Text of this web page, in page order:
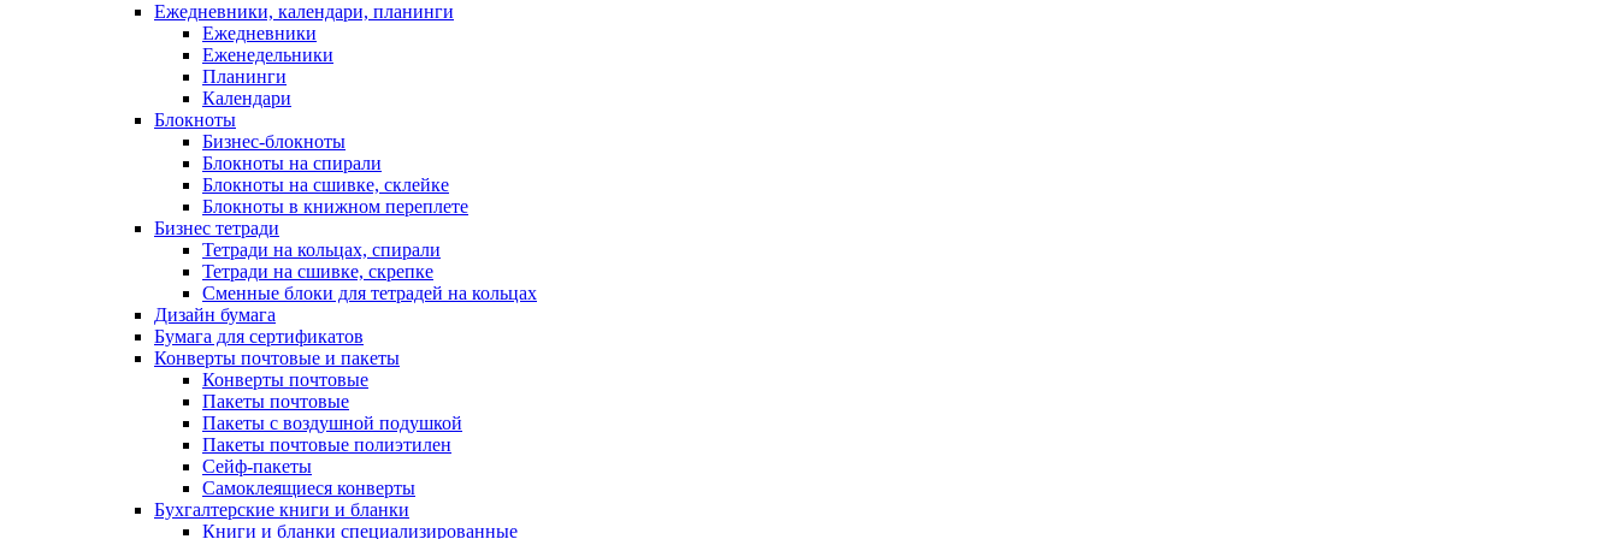
Ежедневники, календари, планинги
Ежедневники
Еженедельники
Планинги
Календари
Блокноты
Бизнес-блокноты
Блокноты на спирали
Блокноты на сшивке, склейке
Блокноты в книжном переплете
Бизнес тетради
Тетради на кольцах, спирали
Тетради на сшивке, скрепке
Сменные блоки для тетрадей на кольцах
Дизайн бумага
Бумага для сертификатов
Конверты почтовые и пакеты
Конверты почтовые
Пакеты почтовые
Пакеты с воздушной подушкой
Пакеты почтовые полиэтилен
Сейф-пакеты
Самоклеящиеся конверты
Бухгалтерские книги и бланки
Книги и бланки специализированные